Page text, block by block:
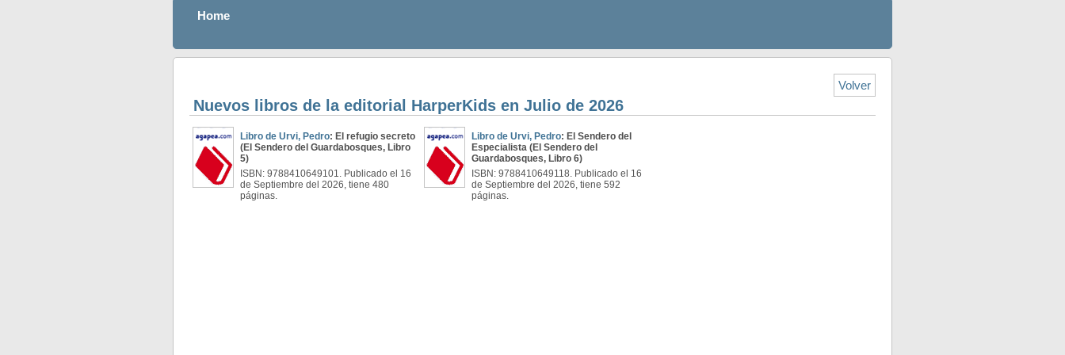
Home
Volver
Nuevos libros de la editorial HarperKids en Julio de 2026
Libro de Urvi, Pedro: El refugio secreto
(El Sendero del Guardabosques, Libro
5)
ISBN: 9788410649101. Publicado el 16
de Septiembre del 2026, tiene 480
páginas.
Libro de Urvi, Pedro: El Sendero del
Especialista (El Sendero del
Guardabosques, Libro 6)
ISBN: 9788410649118. Publicado el 16
de Septiembre del 2026, tiene 592
páginas.